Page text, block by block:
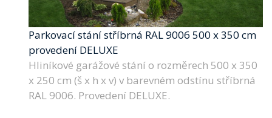
Parkovací stání stříbrná RAL 9006 500 x 350 cm
provedení DELUXE
Hliníkové garážové stání o rozměrech 500 x 350
x 250 cm (š x h x v) v barevném odstínu stříbrná
RAL 9006. Provedení DELUXE.